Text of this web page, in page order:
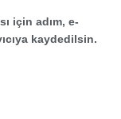
için adım, e-
kaydedilsin.